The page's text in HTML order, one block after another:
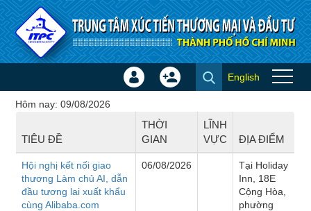
Truy cập nội dung luôn
Hội thảo - Đào tạo
Đăng
Tạo
English
Hôm nay: 09/08/2026
TIÊU ĐỀ
THỜI
GIAN
LĨNH
VỰC
ĐỊA ĐIỂM
Hội nghị kết nối giao
thương Làm chủ AI, dẫn
đầu tương lai xuất khẩu
cùng Alibaba.com
06/08/2026
Tại Holiday
Inn, 18E
Cộng Hòa,
phường